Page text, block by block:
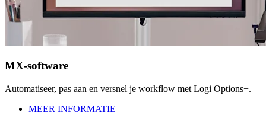
MX-software
Automatiseer, pas aan en versnel je workflow met Logi Options+.
MEER INFORMATIE